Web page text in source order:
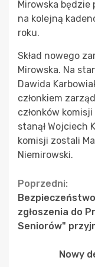
Mirowska będzie
na kolejną
roku.
Skład nowego
Mirowska. Na
Dawida
członkiem
członków
stanął Wojciech
komisji zostali
Niemirowski.
Continue
Reading
Poprzedni:
zgłoszenia do
Seniorów"
Nowy